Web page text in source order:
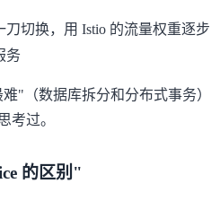
刀切换，用 Istio 的流量权重逐步
务
"（数据库拆分和分布式事务）
过。
的区别"